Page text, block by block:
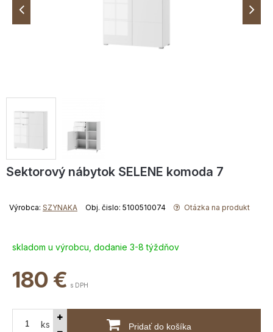
Sektorový nábytok SELENE komoda 7
Výrobca: SZYNAKA Obj. čislo: 5100510074 Otázka na produkt
skladom u výrobcu, dodanie 3-8 týždňov
180 € s DPH
ks Pridať do košíka